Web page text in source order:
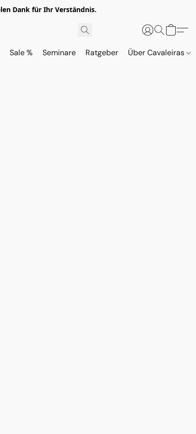
Dank für Ihr Verständnis.
Sale % Seminare Ratgeber Über Cavaleiras